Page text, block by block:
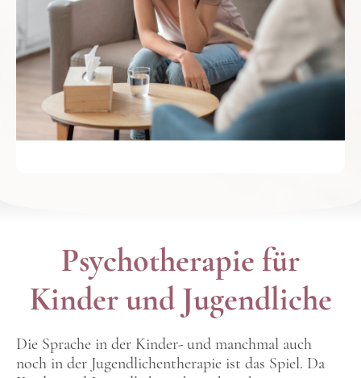
Psychotherapie für
Kinder und Jugendliche
Die Sprache in der Kinder- und manchmal auch
noch in der Jugendlichentherapie ist das Spiel. Da